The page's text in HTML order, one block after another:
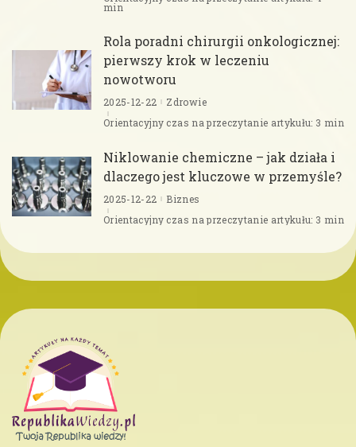
min
Rola poradni chirurgii onkologicznej:
pierwszy krok w leczeniu
nowotworu
2025-12-22
Zdrowie
Orientacyjny czas na przeczytanie artykułu: 3 min
Niklowanie chemiczne – jak działa i
dlaczego jest kluczowe w przemyśle?
2025-12-22
Biznes
Orientacyjny czas na przeczytanie artykułu: 3 min